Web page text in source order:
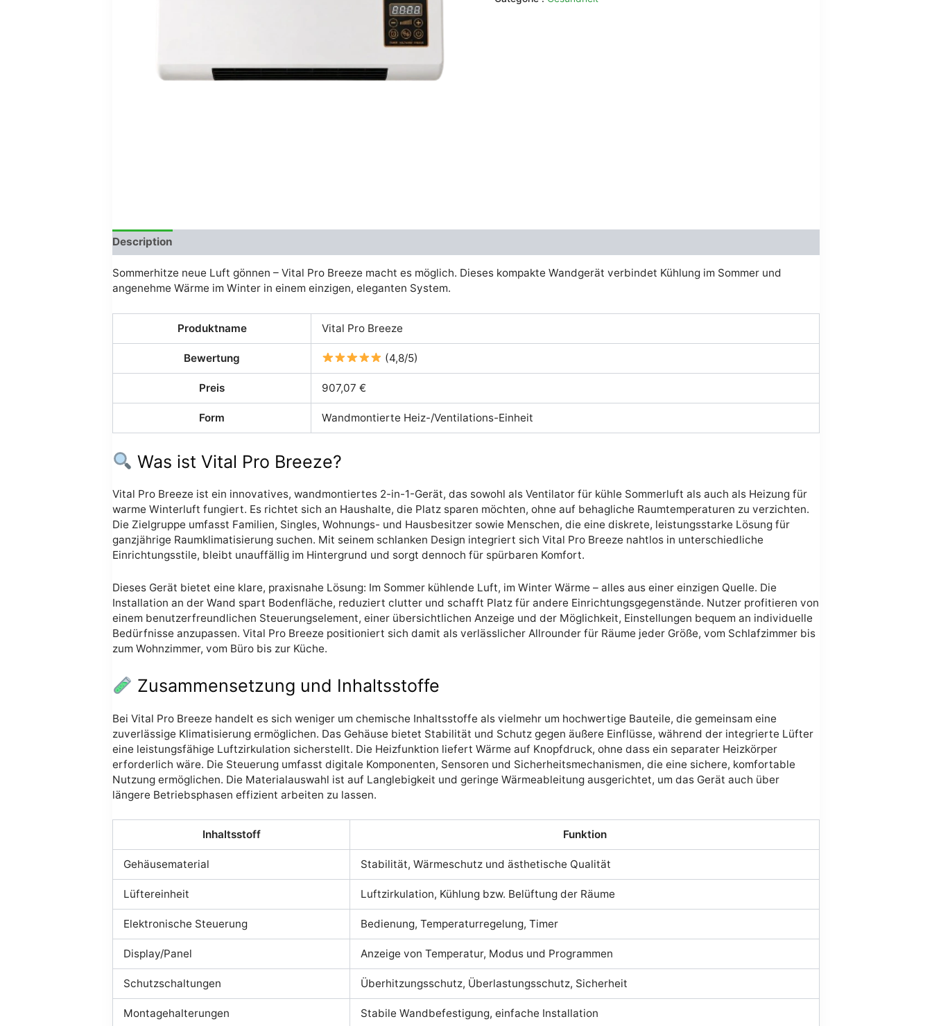
était :
Description
Sommerhitze neue Luft gönnen – Vital Pro Breeze macht es möglich. Dieses kompakte Wandgerät verbindet Kühlung im Sommer und
angenehme Wärme im Winter in einem einzigen, eleganten System.
Produktname Vital Pro Breeze
Bewertung (4,8/5)
Preis 907,07 €
Form Wandmontierte Heiz-/Ventilations-Einheit
Was ist Vital Pro Breeze?
Vital Pro Breeze ist ein innovatives, wandmontiertes 2-in-1-Gerät, das sowohl als Ventilator für kühle Sommerluft als auch als Heizung für
warme Winterluft fungiert. Es richtet sich an Haushalte, die Platz sparen möchten, ohne auf behagliche Raumtemperaturen zu verzichten.
Die Zielgruppe umfasst Familien, Singles, Wohnungs- und Hausbesitzer sowie Menschen, die eine diskrete, leistungsstarke Lösung für
ganzjährige Raumklimatisierung suchen. Mit seinem schlanken Design integriert sich Vital Pro Breeze nahtlos in unterschiedliche
Einrichtungsstile, bleibt unauffällig im Hintergrund und sorgt dennoch für spürbaren Komfort.
Dieses Gerät bietet eine klare, praxisnahe Lösung: Im Sommer kühlende Luft, im Winter Wärme – alles aus einer einzigen Quelle. Die
Installation an der Wand spart Bodenfläche, reduziert clutter und schafft Platz für andere Einrichtungsgegenstände. Nutzer profitieren von
einem benutzerfreundlichen Steuerungselement, einer übersichtlichen Anzeige und der Möglichkeit, Einstellungen bequem an individuelle
Bedürfnisse anzupassen. Vital Pro Breeze positioniert sich damit als verlässlicher Allrounder für Räume jeder Größe, vom Schlafzimmer bis
zum Wohnzimmer, vom Büro bis zur Küche.
Zusammensetzung und Inhaltsstoffe
Bei Vital Pro Breeze handelt es sich weniger um chemische Inhaltsstoffe als vielmehr um hochwertige Bauteile, die gemeinsam eine
zuverlässige Klimatisierung ermöglichen. Das Gehäuse bietet Stabilität und Schutz gegen äußere Einflüsse, während der integrierte Lüfter
eine leistungsfähige Luftzirkulation sicherstellt. Die Heizfunktion liefert Wärme auf Knopfdruck, ohne dass ein separater Heizkörper
erforderlich wäre. Die Steuerung umfasst digitale Komponenten, Sensoren und Sicherheitsmechanismen, die eine sichere, komfortable
Nutzung ermöglichen. Die Materialauswahl ist auf Langlebigkeit und geringe Wärmeableitung ausgerichtet, um das Gerät auch über
längere Betriebsphasen effizient arbeiten zu lassen.
Inhaltsstoff Funktion
Gehäusematerial Stabilität, Wärmeschutz und ästhetische Qualität
Lüftereinheit Luftzirkulation, Kühlung bzw. Belüftung der Räume
Elektronische Steuerung Bedienung, Temperaturregelung, Timer
Display/Panel Anzeige von Temperatur, Modus und Programmen
Schutzschaltungen Überhitzungsschutz, Überlastungsschutz, Sicherheit
Montagehalterungen Stabile Wandbefestigung, einfache Installation